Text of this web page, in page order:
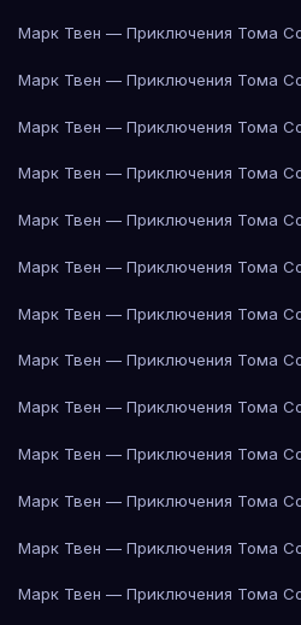
Марк Твен — Приключения Тома
Марк Твен — Приключения Тома
Марк Твен — Приключения Тома
Марк Твен — Приключения Тома
Марк Твен — Приключения Тома
Марк Твен — Приключения Тома
Марк Твен — Приключения Тома
Марк Твен — Приключения Тома
Марк Твен — Приключения Тома
Марк Твен — Приключения Тома
Марк Твен — Приключения Тома
Марк Твен — Приключения Тома
Марк Твен — Приключения Тома